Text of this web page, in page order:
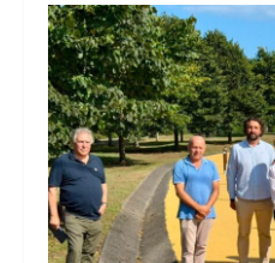
Gijón
presenta
la
27.ª
Semana
Asturiana
de
la
Vela
como
referente
deportivo
y
escaparate
turístico